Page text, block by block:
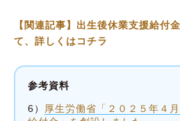
【関連記事】出生後休業支援給付
て、詳しくはコチラ
参考資料
6）
厚生労働省「２０２５年４